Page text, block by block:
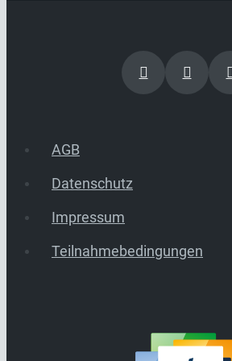
AGB
Datenschutz
Impressum
Teilnahmebedingungen